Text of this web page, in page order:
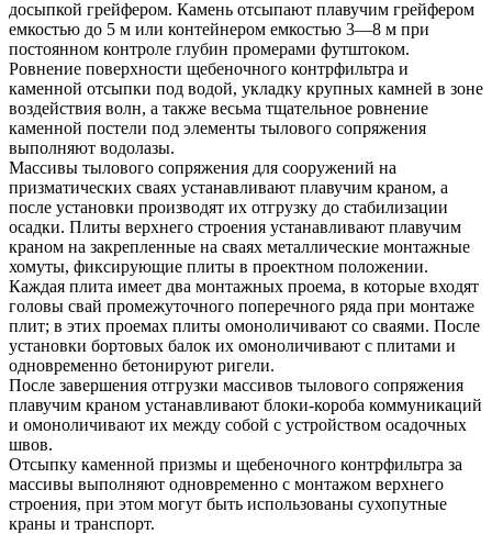
досыпкой грейфером. Камень отсыпают плавучим грейфером
емкостью до 5 м или контейнером емкостью 3—8 м при
постоянном контроле глубин промерами футштоком.
Ровнение поверхности щебеночного контрфильтра и
каменной отсыпки под водой, укладку крупных камней в зоне
воздействия волн, а также весьма тщательное ровнение
каменной постели под элементы тылового сопряжения
выполняют водолазы.
Массивы тылового сопряжения для сооружений на
призматических сваях устанавливают плавучим краном, а
после установки производят их отгрузку до стабилизации
осадки. Плиты верхнего строения устанавливают плавучим
краном на закрепленные на сваях металлические монтажные
хомуты, фиксирующие плиты в проектном положении.
Каждая плита имеет два монтажных проема, в которые входят
головы свай промежуточного поперечного ряда при монтаже
плит; в этих проемах плиты омоноличивают со сваями. После
установки бортовых балок их омоноличивают с плитами и
одновременно бетонируют ригели.
После завершения отгрузки массивов тылового сопряжения
плавучим краном устанавливают блоки-короба коммуникаций
и омоноличивают их между собой с устройством осадочных
швов.
Отсыпку каменной призмы и щебеночного контрфильтра за
массивы выполняют одновременно с монтажом верхнего
строения, при этом могут быть использованы сухопутные
краны и транспорт.